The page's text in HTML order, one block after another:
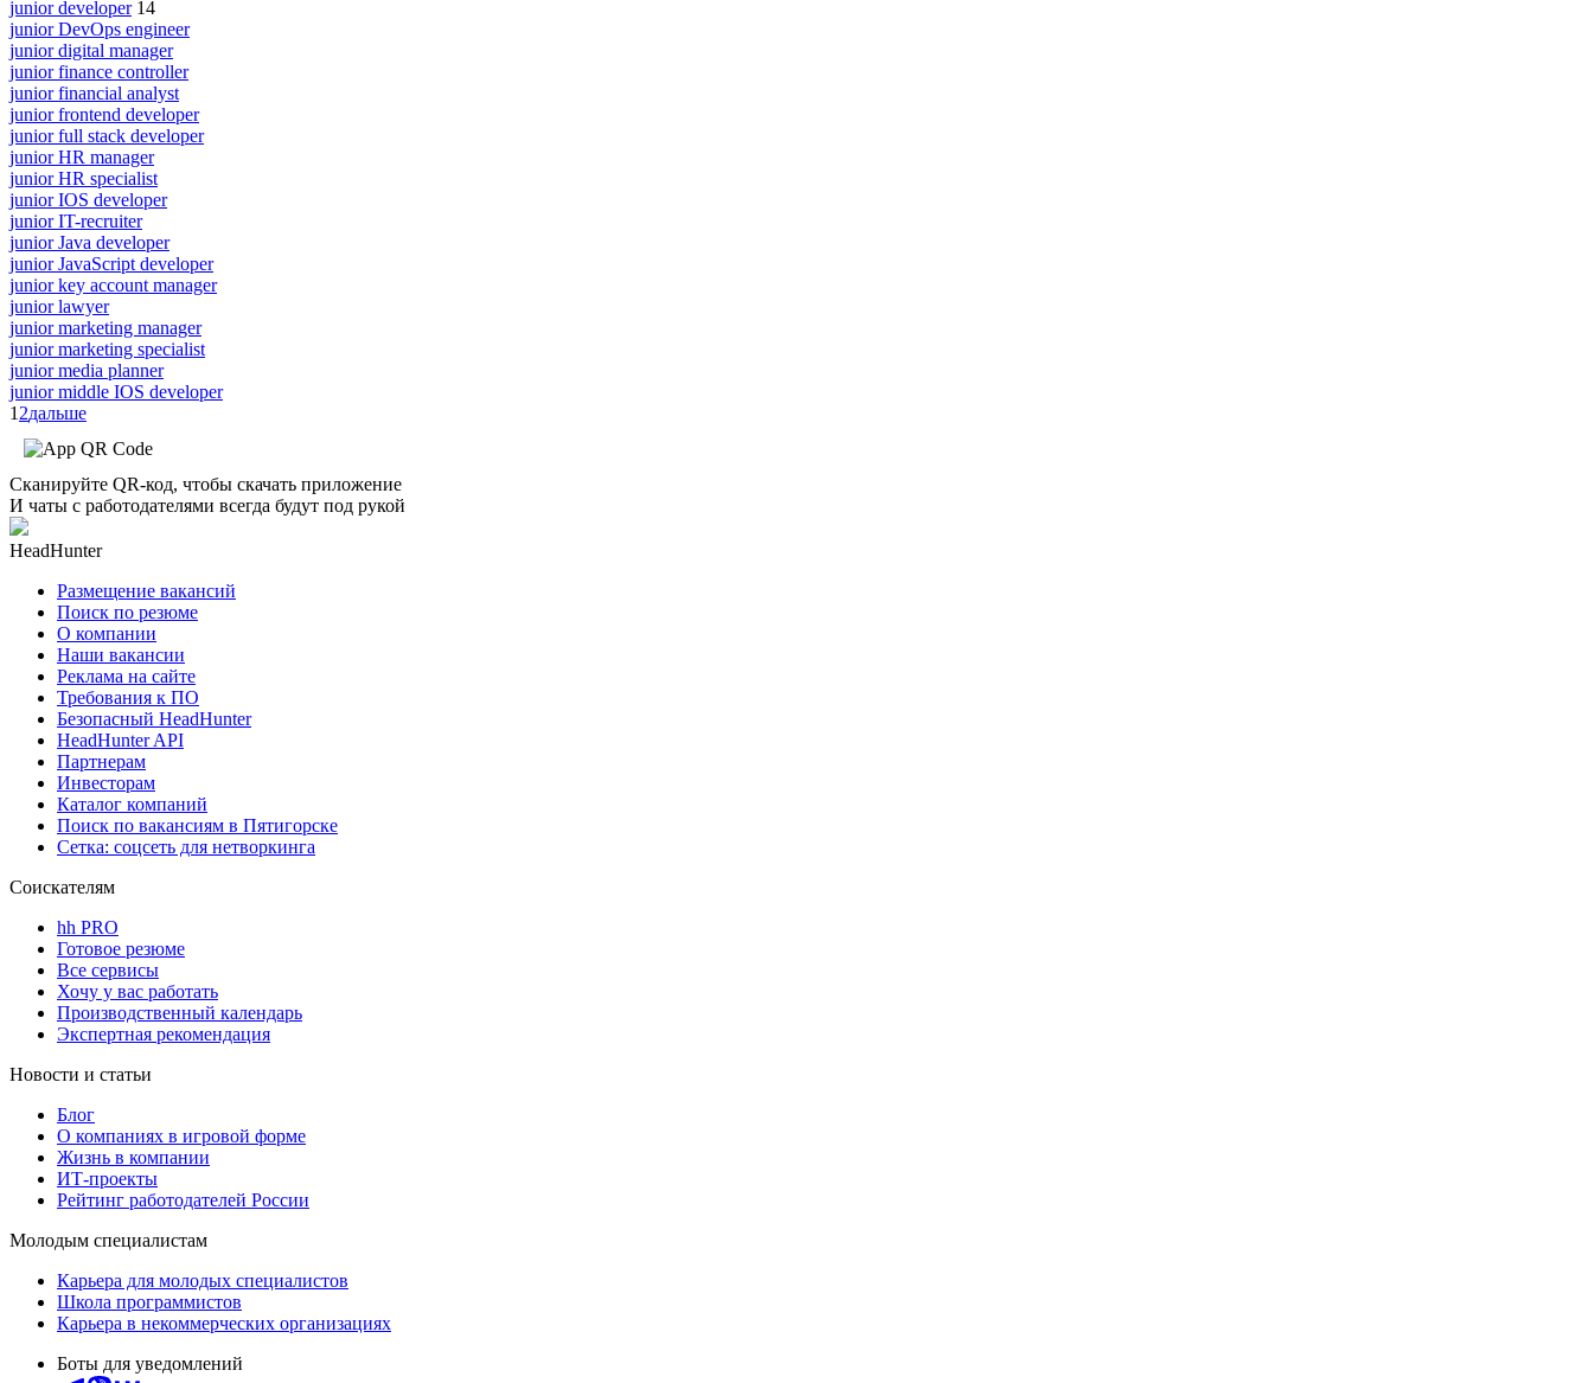
junior developer 14
junior DevOps engineer
junior digital manager
junior finance controller
junior financial analyst
junior frontend developer
junior full stack developer
junior HR manager
junior HR specialist
junior IOS developer
junior IT-recruiter
junior Java developer
junior JavaScript developer
junior key account manager
junior lawyer
junior marketing manager
junior marketing specialist
junior media planner
junior middle IOS developer
1 2дальше
Сканируйте QR-код, чтобы скачать приложение
И чаты с работодателями всегда будут под рукой
HeadHunter
Размещение вакансий
Поиск по резюме
О компании
Наши вакансии
Реклама на сайте
Требования к ПО
Безопасный HeadHunter
HeadHunter API
Партнерам
Инвесторам
Каталог компаний
Поиск по вакансиям в Пятигорске
Сетка: соцсеть для нетворкинга
Соискателям
hh PRO
Готовое резюме
Все сервисы
Хочу у вас работать
Производственный календарь
Экспертная рекомендация
Новости и статьи
Блог
О компаниях в игровой форме
Жизнь в компании
ИТ-проекты
Рейтинг работодателей России
Молодым специалистам
Карьера для молодых специалистов
Школа программистов
Карьера в некоммерческих организациях
Боты для уведомлений